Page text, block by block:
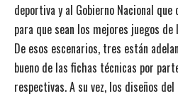
deportiva y al Gobierno Nacional
para que sean los mejores juegos
De esos escenarios, tres están
bueno de las fichas técnicas por
respectivas. A su vez, los diseños